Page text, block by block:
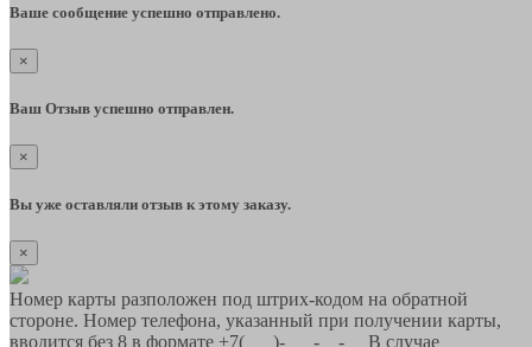
Ваше сообщение успешно отправлено.
×
Ваш Отзыв успешно отправлен.
×
Вы уже оставляли отзыв к этому заказу.
×
Номер карты разположен под штрих-кодом на обратной
стороне. Номер телефона, указанный при получении карты,
вводится без 8 в формате +7(___)-___-__-__ В случае